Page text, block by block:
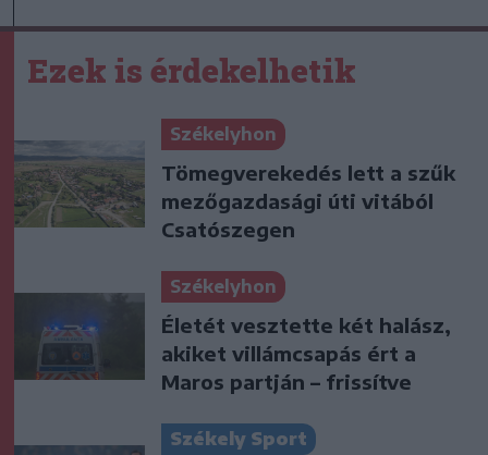
Ezek is érdekelhetik
Székelyhon
Tömegverekedés lett a szűk
mezőgazdasági úti vitából
Csatószegen
Székelyhon
Életét vesztette két halász,
akiket villámcsapás ért a
Maros partján – frissítve
Székely Sport